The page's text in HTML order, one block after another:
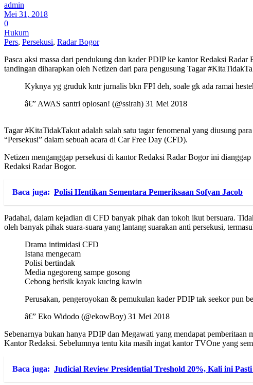
admin
Mei 31, 2018
0
Hukum
Pers, Persekusi, Radar Bogor
Pasca aksi massa dari pendukung dan kader PDIP ke kantor Redaksi
tandingan diharapkan oleh Netizen dari para pengusung Tagar
Kyknya yg gruduk kntr jurnalis bkn FPI deh, soale gk ada ramai
â€” AWAS santri oplosan! (@ssirah) 31 Mei 2018
Tagar #KitaTidakTakut adalah salah satu tagar fenomenal yang diusung
“Persekusi” dalam sebuah acara di Car Free Day (CFD).
Netizen menganggap persekusi di kantor Redaksi Radar Bogor ini
Redaksi Radar Bogor.
Baca juga: Polisi Hentikan Sementara Pemeriksaan Sofyan Jacob
Padahal, dalam kejadian di CFD banyak pihak dan tokoh ikut bersuara.
oleh banyak pihak suara-suara yang lantang suarakan anti persekusi,
Drama intimidasi CFD
Istana mengecam
Polisi bertindak
Media ngegoreng sampe gosong
Cebong berisik kayak kucing kawin
Perusakan, pengeroyokan & pemukulan kader PDIP tak seekor pun
â€” Eko Widodo (@ekowBoy) 31 Mei 2018
Sebenarnya bukan hanya PDIP dan Megawati yang mendapat
Kantor Redaksi. Sebelumnya tentu kita masih ingat kantor TVOne yang
Baca juga: Judicial Review Presidential Treshold 20%, Kali ini